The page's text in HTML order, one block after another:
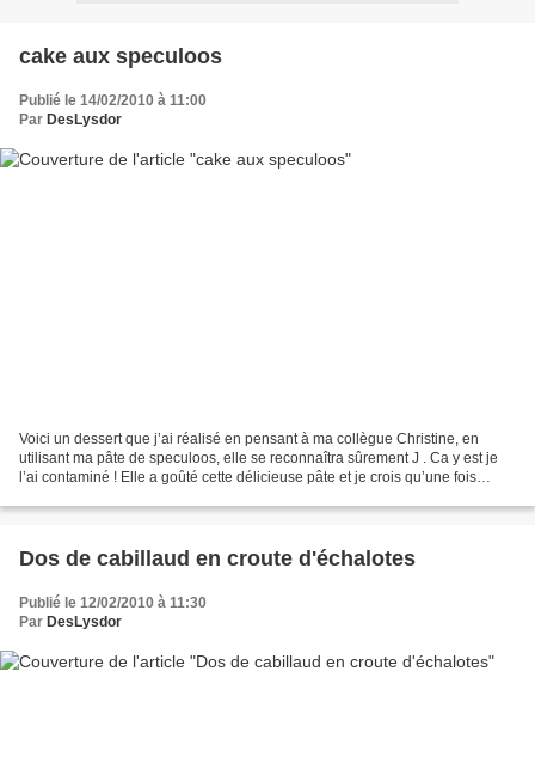
cake aux speculoos
Publié le 14/02/2010 à 11:00
Par DesLysdor
Voici un dessert que j’ai réalisé en pensant à ma collègue Christine, en
utilisant ma pâte de speculoos, elle se reconnaîtra sûrement J . Ca y est je
l’ai contaminé ! Elle a goûté cette délicieuse pâte et je crois qu’une fois
Dos de cabillaud en croute d'échalotes
Publié le 12/02/2010 à 11:30
Par DesLysdor